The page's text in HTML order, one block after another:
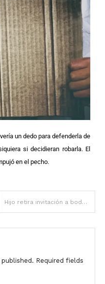
un dedo para defenderla de
si decidieran robarla. El
en el pecho.
Hijo retira invitación a boda a su madre por negarse a regalarle $8.300 – Historia del día
Required fields